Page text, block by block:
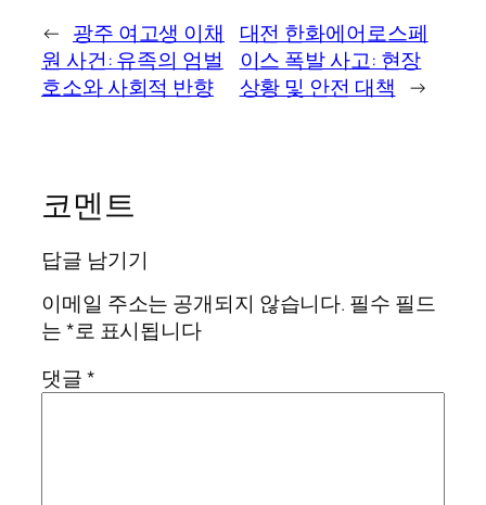
← 광주 여고생 이채
원 사건: 유족의 엄벌
호소와 사회적 반향
대전 한화에어로스페
이스 폭발 사고: 현장
상황 및 안전 대책 →
코멘트
답글 남기기
이메일 주소는 공개되지 않습니다. 필수 필드
는*로 표시됩니다
댓글*